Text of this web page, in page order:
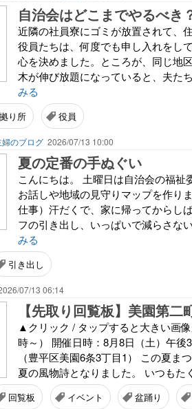
近隣の社員寮にゴミが放置されて、
役員たちは、何度でも申し入れをし
心を決めました。ところが、同じ地
木が伸び放題になっていると、夫た
みる
拠り所 役員
のブログ 2026/07/13 10:00
夏の定番の手ぬぐい
こんにちは。 土曜日は自治会の福
お話しや地域の見守りマップを作り
仕事）汗だくで、家に帰ってからし
フの引き出し、いっぱいで減らさな
みる
引き出し
07/13 06:14
【先取り回覧板】美園第
▲クリック / タップすると大きい画
時～） 開催日時：8月8日（土）午
（豊平区美園6条3丁目1） この夏ま
夏の風物詩となりました。 いつもた
回覧板 イベント 盆踊り